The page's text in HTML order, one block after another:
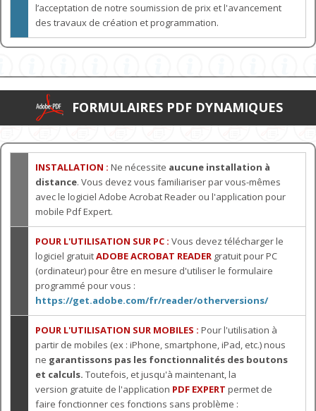
l’acceptation de notre soumission de prix et l'avancement
des travaux de création et programmation.
FORMULAIRES PDF DYNAMIQUES
INSTALLATION : Ne nécessite aucune installation à
distance. Vous devez vous familiariser par vous-mêmes
avec le logiciel Adobe Acrobat Reader ou l'application pour
mobile Pdf Expert.
POUR L'UTILISATION SUR PC : Vous devez télécharger le
logiciel gratuitADOBE ACROBAT READER gratuit pour PC
(ordinateur) pour être en mesure d'utiliser le formulaire
programmé pour vous :
https://get.adobe.com/fr/reader/otherversions/
POUR L'UTILISATION SUR MOBILES : Pour l'utilisation à
partir de mobiles (ex : iPhone, smartphone, iPad, etc.) nous
ne garantissons pas les fonctionnalités des boutons
et calculs. Toutefois, et jusqu'à maintenant, la
version gratuite de l'application PDF EXPERT permet de
faire fonctionner ces fonctions sans problème :